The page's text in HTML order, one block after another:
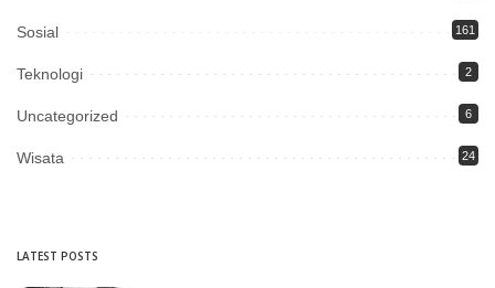
Sosial 161
Teknologi 2
Uncategorized 6
Wisata 24
LATEST POSTS